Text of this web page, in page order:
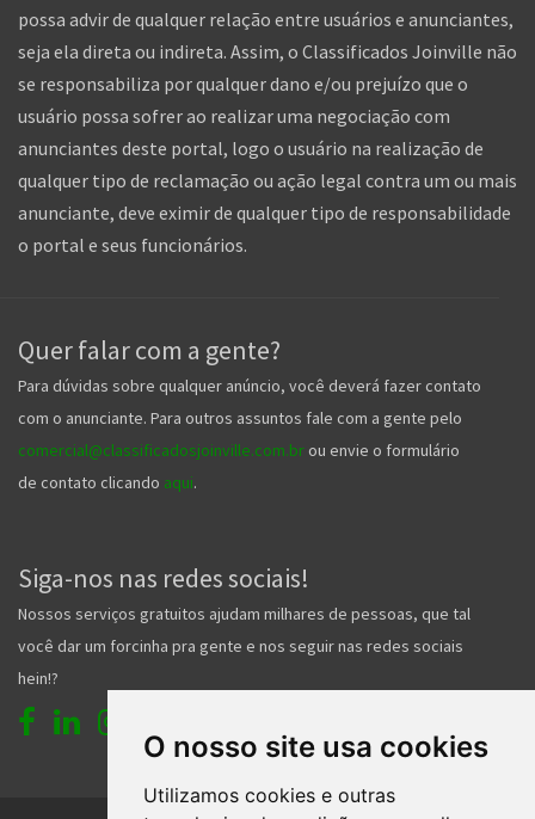
O nosso site usa cookies
Utilizamos cookies e outras
possa advir de qualquer relação entre usuários e anunciantes,
seja ela direta ou indireta. Assim, o Classificados Joinville não
se responsabiliza por qualquer dano e/ou prejuízo que o
usuário possa sofrer ao realizar uma negociação com
anunciantes deste portal, logo o usuário na realização de
qualquer tipo de reclamação ou ação legal contra um ou mais
anunciante, deve eximir de qualquer tipo de responsabilidade
o portal e seus funcionários.
Quer falar com a gente?
Para dúvidas sobre qualquer anúncio, você deverá fazer contato
com o anunciante. Para outros assuntos fale com a gente pelo
comercial@classificadosjoinville.com.br ou envie o formulário
de contato clicando aqui.
Siga-nos nas redes sociais!
Nossos serviços gratuitos ajudam milhares de pessoas, que tal
você dar um forcinha pra gente e nos seguir nas redes sociais
hein!?